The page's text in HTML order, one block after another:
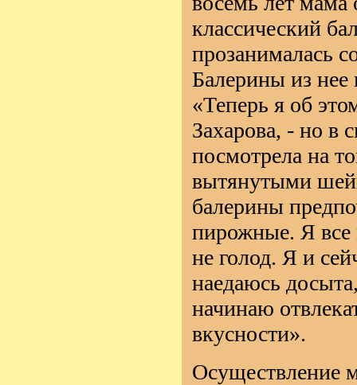
классический
прозанималась
Балерины из
«Теперь я об
Захарова, - но в
посмотрела на
вытянутыми
балерины
пирожные. Я все
не голод. Я и
наедаюсь
начинаю
вкусности».
Осуществление